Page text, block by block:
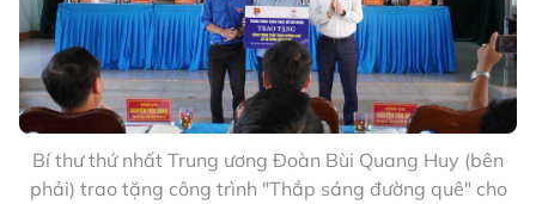
Bí thư thứ nhất Trung ương Đoàn Bùi Quang Huy (bên
phải) trao tặng công trình "Thắp sáng đường quê" cho